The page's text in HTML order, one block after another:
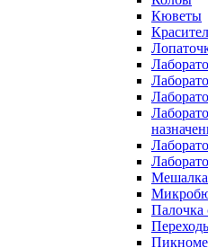
Кюветы
Мешалка
Палочка